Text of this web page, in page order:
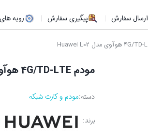
سفارش پیگیری سفارش رویه
مودم 4G/TD-LTE هوآوی مدل Huawei L02
دسته:مودم و کارت شبکه
برند: